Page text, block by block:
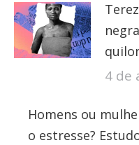
4 de
Homens ou
o estresse?